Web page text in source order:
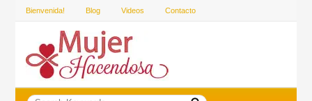
Bienvenida! Blog Videos Contacto